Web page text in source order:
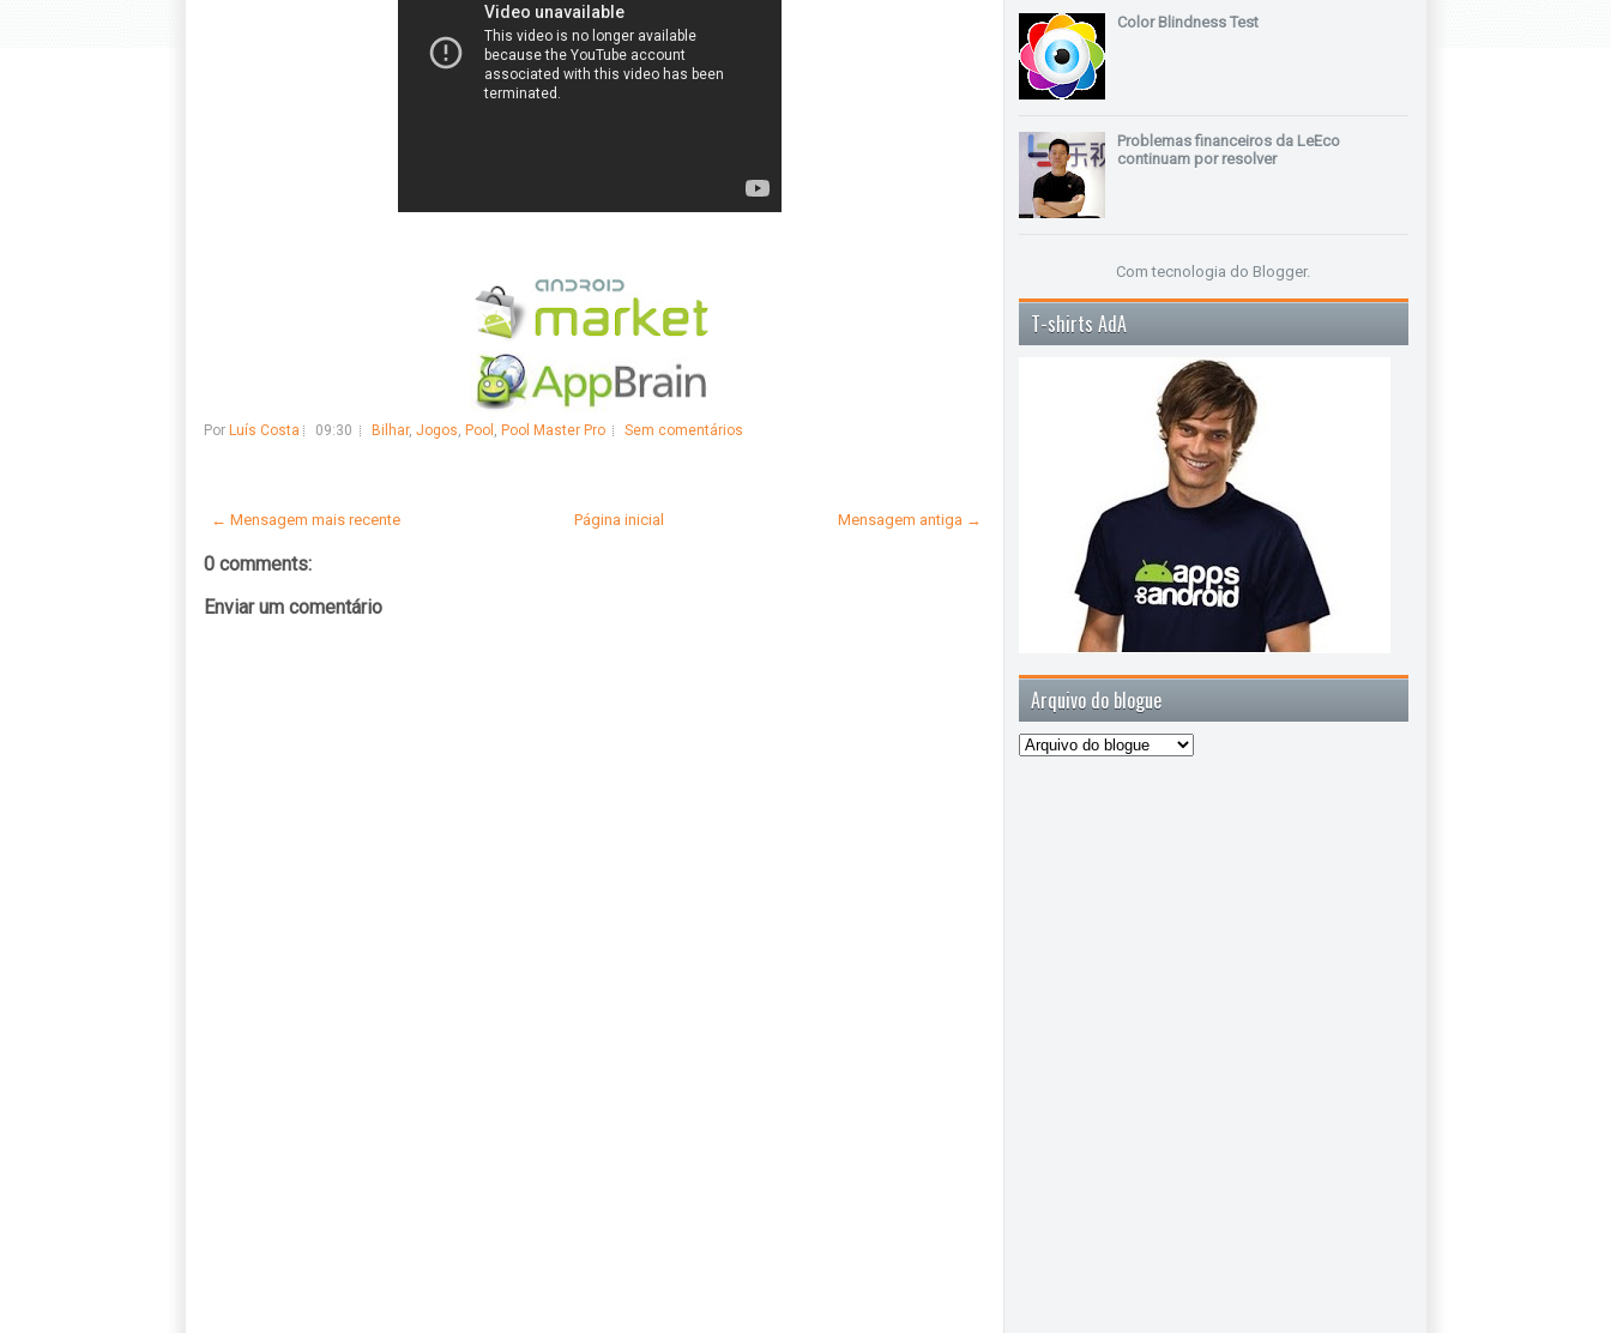
Por Luís Costa 09:30 Bilhar, Jogos, Pool , Pool Master Pro Sem comentários
← Mensagem mais recente Mensagem antiga →
Página inicial
0 comments:
Enviar um comentário
Color Blindness Test
Problemas financeiros da LeEco
continuam por resolver
Com tecnologia do Blogger.
T-shirts AdA
Arquivo do blogue